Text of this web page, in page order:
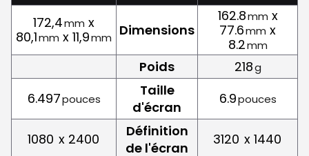
172,4mm x
80,1mm x 11,9mm Dimensions
162.8mm x
77.6mm x
8.2mm
Poids 218g
6.497pouces
Taille
d'écran
6.9pouces
1080 x 2400
Définition
de l'écran
3120 x 1440